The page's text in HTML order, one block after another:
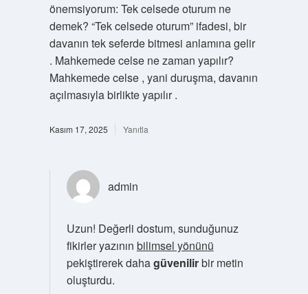
önemsiyorum: Tek celsede oturum ne
demek? “Tek celsede oturum” ifadesi, bir
davanın tek seferde bitmesi anlamına gelir
. Mahkemede celse ne zaman yapılır?
Mahkemede celse , yani duruşma, davanın
açılmasıyla birlikte yapılır .
Kasım 17, 2025 Yanıtla
admin
Uzun! Değerli dostum, sunduğunuz
fikirler yazının bilimsel yönünü
pekiştirerek dahagüvenilirbir metin
oluşturdu.